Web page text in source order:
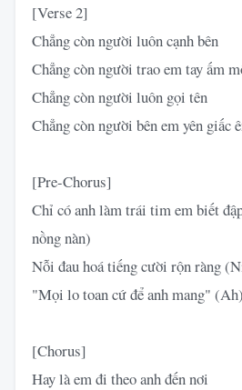
[Verse 2]
Chẳng còn người luôn cạnh bên
Chẳng còn người trao em tay ấm
Chẳng còn người luôn gọi tên
Chẳng còn người bên em yên giấc
[Pre-Chorus]
Chỉ có anh làm trái tim em biết
nồng nàn)
Nỗi đau hoá tiếng cười rộn ràng
"Mọi lo toan cứ để anh mang" (Ah)
[Chorus]
Hay là em đi theo anh đến nơi